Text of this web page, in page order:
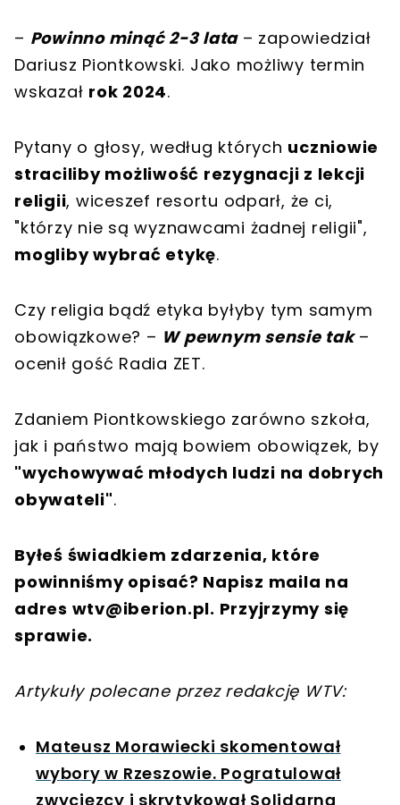
– Powinno minąć 2-3 lata– zapowiedział
Dariusz Piontkowski. Jako możliwy termin
wskazał rok 2024.
Pytany o głosy, według których uczniowie
straciliby możliwość rezygnacji z lekcji
religii, wiceszef resortu odparł, że ci,
"którzy nie są wyznawcami żadnej religii",
mogliby wybrać etykę.
Czy religia bądź etyka byłyby tym samym
obowiązkowe? – W pewnym sensie tak–
ocenił gość Radia ZET.
Zdaniem Piontkowskiego zarówno szkoła,
jak i państwo mają bowiem obowiązek, by
"wychowywać młodych ludzi na dobrych
obywateli".
Byłeś świadkiem zdarzenia, które
powinniśmy opisać? Napisz maila na
adres wtv@iberion.pl. Przyjrzymy się
sprawie.
Artykuły polecane przez redakcję WTV:
Mateusz Morawiecki skomentował
wybory w Rzeszowie. Pogratulował
zwycięzcy i skrytykował Solidarną